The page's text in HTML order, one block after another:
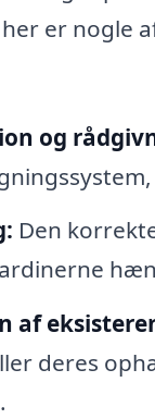
er nogle
og
Den
af
deres